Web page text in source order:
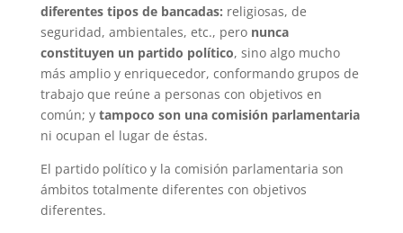
diferentes tipos de bancadas: religiosas, de
seguridad, ambientales, etc., pero nunca
constituyen un partido político, sino algo mucho
más amplio y enriquecedor, conformando grupos de
trabajo que reúne a personas con objetivos en
común; y tampoco son una comisión parlamentaria
ni ocupan el lugar de éstas.
El partido político y la comisión parlamentaria son
ámbitos totalmente diferentes con objetivos
diferentes.